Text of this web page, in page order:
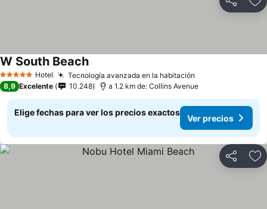
Compartir
5 Estrellas Hotel Tecnología avanzada en la habitación
W South Beach
8,9 Excelente 10.248 a 1.2 km de: Collins Avenue
Elige fechas para ver los precios exactos
Ver precios
Compartir